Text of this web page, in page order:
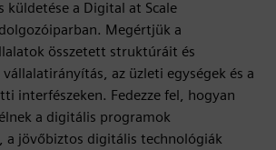
küldetése a Digital at Scale
Megértjük a
összetett struktúráit és
az üzleti egységek és a
interfészeken. Fedezze fel, hogyan
a digitális programok
a jövőbiztos digitális technológiák